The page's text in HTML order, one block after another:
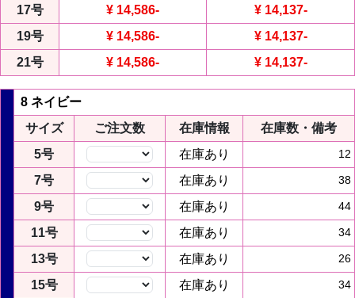
17号
¥ 14,586- ¥ 14,137-
19号
¥ 14,586- ¥ 14,137-
21号
¥ 14,586- ¥ 14,137-
8 ネイビー
サイズ
ご注文数 在庫情報
在庫数・備考
5号
在庫あり 12
7号 在庫あり 38
9号 在庫あり 44
11号 在庫あり 34
13号 在庫あり 26
15号 在庫あり 34